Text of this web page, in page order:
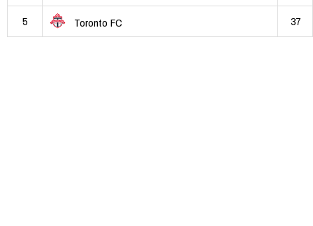
5 Toronto FC 37